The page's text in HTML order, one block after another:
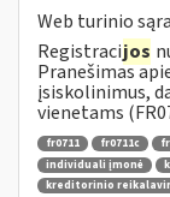
Web turinio
Registracijos
Pranešimas
įsiskolinimus,
vienetams
fr0711 fr0711c
individuali įmonė
kreditorinio